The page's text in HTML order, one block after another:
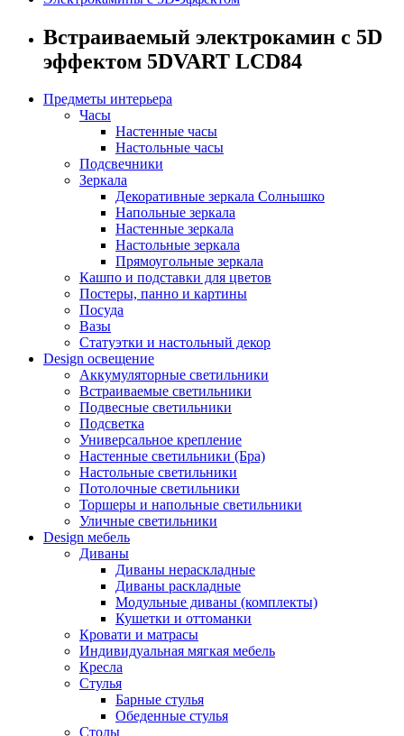
Встраиваемый электрокамин с 5D
эффектом 5DVART LCD84
Предметы интерьера
Часы
Настенные часы
Настольные часы
Подсвечники
Зеркала
Декоративные зеркала Солнышко
Напольные зеркала
Настенные зеркала
Настольные зеркала
Прямоугольные зеркала
Кашпо и подставки для цветов
Постеры, панно и картины
Посуда
Вазы
Статуэтки и настольный декор
Design освещение
Аккумуляторные светильники
Встраиваемые светильники
Подвесные светильники
Подсветка
Универсальное крепление
Настенные светильники (Бра)
Настольные светильники
Потолочные светильники
Торшеры и напольные светильники
Уличные светильники
Design мебель
Диваны
Диваны нераскладные
Диваны раскладные
Модульные диваны (комплекты)
Кушетки и оттоманки
Кровати и матрасы
Индивидуальная мягкая мебель
Кресла
Стулья
Барные стулья
Обеденные стулья
Столы